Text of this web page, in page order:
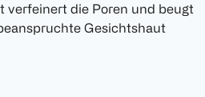
verfeinert die Poren und beugt
Gesichtshaut